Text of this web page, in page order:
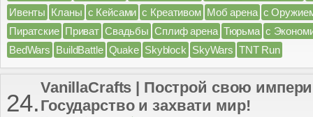
Ивенты Кланы с Кейсами с Креативом Моб арена с
Пиратские Приват Свадьбы Сплиф арена Тюрьма с
BedWars BuildBattle Quake Skyblock SkyWars TNT Run
24.
VanillaCrafts | Построй свою
Государство и захвати мир!